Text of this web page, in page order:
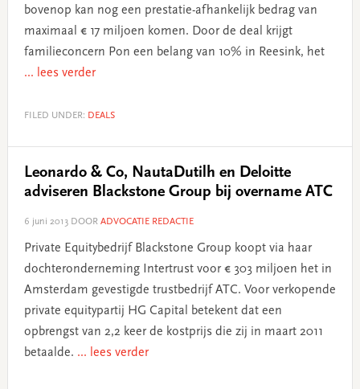
bovenop kan nog een prestatie-afhankelijk bedrag van
maximaal € 17 miljoen komen. Door de deal krijgt
familieconcern Pon een belang van 10% in Reesink, het
... lees verder
FILED UNDER: DEALS
Leonardo & Co, NautaDutilh en Deloitte
adviseren Blackstone Group bij overname ATC
6 juni 2013DOOR ADVOCATIE REDACTIE
Private Equitybedrijf Blackstone Group koopt via haar
dochteronderneming Intertrust voor € 303 miljoen het in
Amsterdam gevestigde trustbedrijf ATC. Voor verkopende
private equitypartij HG Capital betekent dat een
opbrengst van 2,2 keer de kostprijs die zij in maart 2011
betaalde. ... lees verder